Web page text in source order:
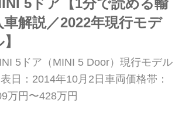
5ドア【1分で読める輸
車解説／2022年現行モデ
5ドア（MINI 5 Door）現行モデル
日：2014年10月2日車両価格帯：
万円〜428万円